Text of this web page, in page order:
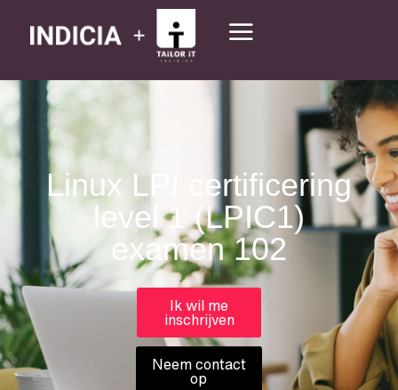
Linux LPI certificering
level 1 (LPIC1)
examen 102
Ik wil me
inschrijven
Neem contact
op